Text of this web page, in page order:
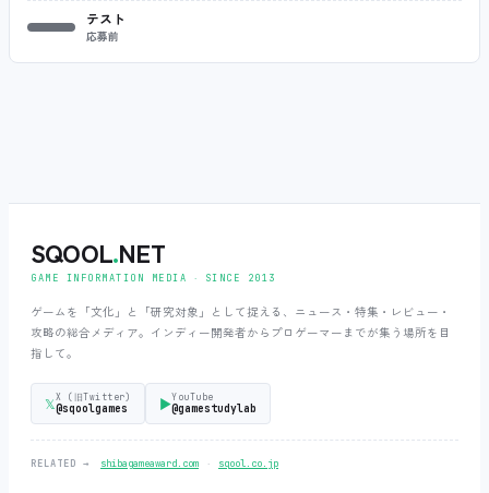
テスト
応募前
SQOOL.NET
GAME INFORMATION MEDIA ‧ SINCE 2013
ゲームを「文化」と「研究対象」として捉える、ニュース・特集・レビュー・
攻略の総合メディア。インディー開発者からプロゲーマーまでが集う場所を目
指して。
𝕏X (旧Twitter)
@sqoolgames ▶YouTube
@gamestudylab
RELATED → shibagameaward.com ‧ sqool.co.jp